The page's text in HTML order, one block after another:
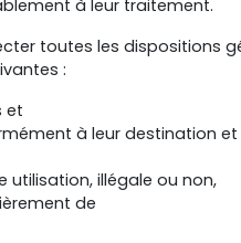
à leur traitement.
toutes les dispositions
:
et
à leur destination et
illégale ou non,
de